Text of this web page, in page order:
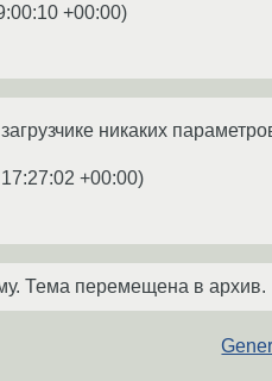
+00:00)
никаких
+00:00)
Тема перемещена в архив.